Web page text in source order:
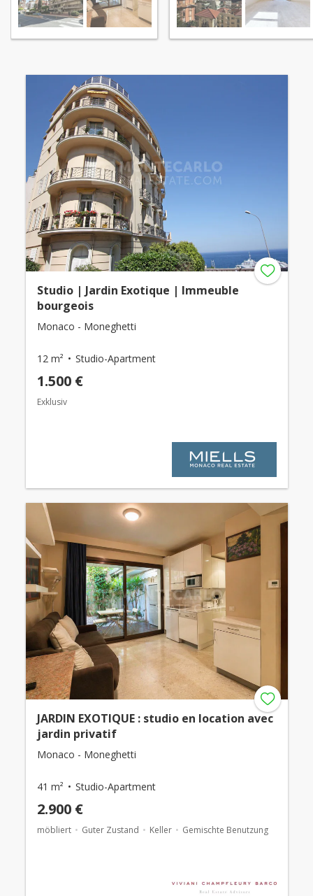
Studio | Jardin Exotique | Immeuble
bourgeois
Monaco - Moneghetti
12 m² Studio-Apartment
1.500 €
Exklusiv
JARDIN EXOTIQUE : studio en location avec
jardin privatif
Monaco - Moneghetti
41 m² Studio-Apartment
2.900 €
möbliert Guter Zustand Keller Gemischte Benutzung